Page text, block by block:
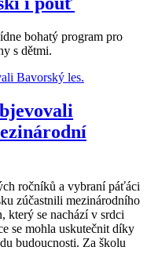
bohatý program pro
s dětmi.
ročníků a vybraní páťáci
zúčastnili mezinárodního
který se nachází v srdci
se mohla uskutečnit díky
budoucnosti. Za školu